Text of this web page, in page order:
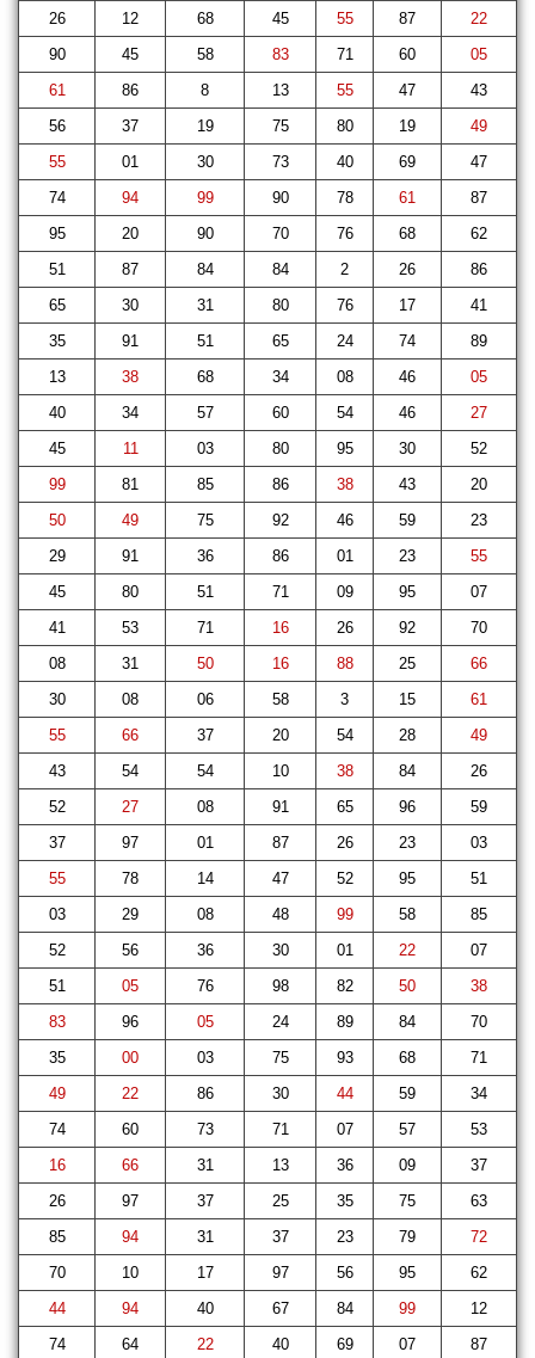
26
12 68 45 55 87
22
90
45 58 83 71 60
05
61
86 8 13 55 47
43
56
37 19 75 80 19
49
55
01 30 73 40 69
47
74
94 99 90 78 61
87
95
20 90 70 76 68
62
51
87 84 84 2 26
86
65
30 31 80 76 17
41
35
91 51 65 24 74
89
13
38 68 34 08 46
05
40
34 57 60 54 46
27
45
11 03 80 95 30
52
99
81 85 86 38 43
20
50
49 75 92 46 59
23
29
91 36 86 01 23
55
45
80 51 71 09 95
07
41
53 71 16 26 92
70
08
31 50 16 88 25
66
30
08 06 58 3 15
61
55
66 37 20 54 28
49
43
54 54 10 38 84
26
52
27 08 91 65 96
59
37
97 01 87 26 23
03
55
78 14 47 52 95
51
03
29 08 48 99 58
85
52
56 36 30 01 22
07
51
05 76 98 82 50
38
83
96 05 24 89 84
70
35
00 03 75 93 68
71
49
22 86 30 44 59
34
74
60 73 71 07 57
53
16
66 31 13 36 09
37
26
97 37 25 35 75
63
85
94 31 37 23 79
72
70
10 17 97 56 95
62
44
94 40 67 84 99
12
74
64 22 40 69 07 87